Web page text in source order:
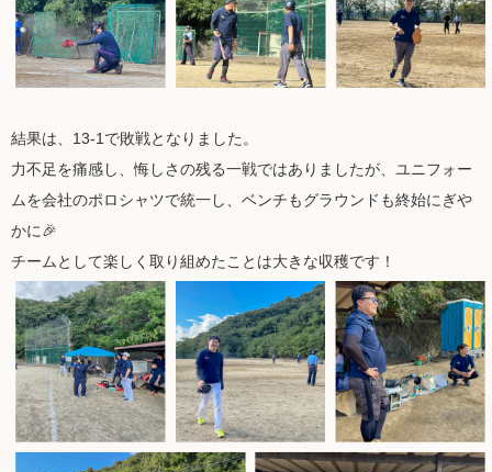
結果は、13-1で敗戦となりました。
力不足を痛感し、悔しさの残る一戦ではありましたが、ユニフォー
ムを会社のポロシャツで統一し、ベンチもグラウンドも終始にぎや
かに🎉
チームとして楽しく取り組めたことは大きな収穫です！